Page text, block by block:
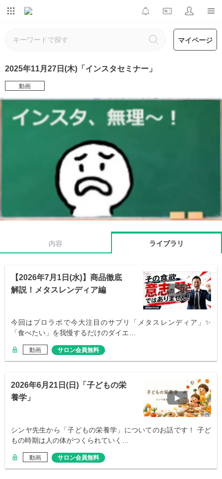
マイページ
2025年11月27日(木)「インスタセミナー」
動画
内容 ライブラリ
【2026年7月1日(水)】商品徹底
解説！メタスレンディア編
今回はプロラボで今大注目のサプリ「メタスレンディア」✨
「食べたい」を我慢するだけのダイエ…
動画 サロン会員無料
2026年6月21日(日)「子どもの栄
養学」
シンヤ先生から「子どもの栄養学」についてのお話です！ 子ど
もの時期は人の体がつくられていく…
動画 サロン会員無料